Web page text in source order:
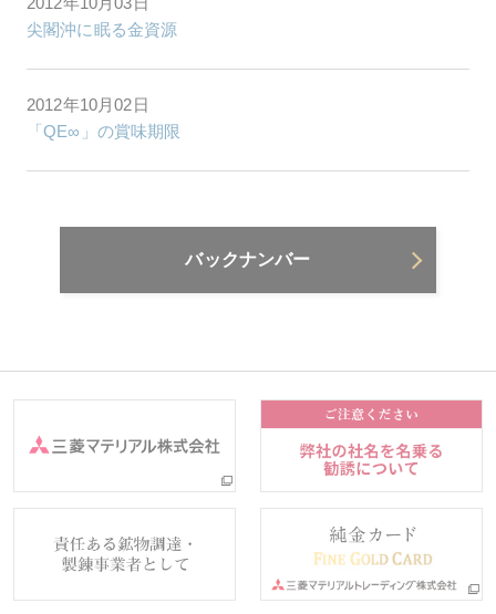
尖閣沖に眠る金資源
2012年10月02日
「QE∞」の賞味期限
バックナンバー